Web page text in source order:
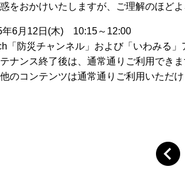
をおかけいたしますが、ご理解のほど
6月12日(木) 10:15～12:00
「防災チャンネル」および「いわみる
ンス終了後は、通常通りご利用できま
テンツは通常通りご利用いただけ